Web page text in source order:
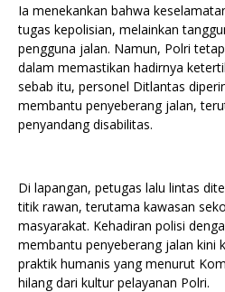
Ia menekankan bahwa
tugas kepolisian, melainkan
pengguna jalan. Namun, Polri
dalam memastikan hadirnya
sebab itu, personel Ditlantas
membantu penyeberang jalan,
penyandang disabilitas.
Di lapangan, petugas lalu lintas
titik rawan, terutama kawasan
masyarakat. Kehadiran polisi
membantu penyeberang jalan kini
praktik humanis yang menurut
hilang dari kultur pelayanan Polri.